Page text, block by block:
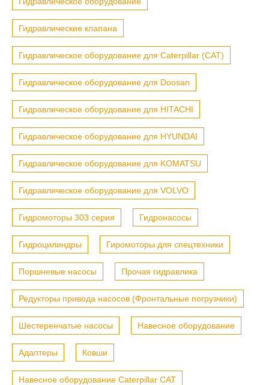
Гидравлические клапана
Гидравлическое оборудование для Caterpillar (CAT)
Гидравлическое оборудование для Doosan
Гидравлическое оборудование для HITACHI
Гидравлическое оборудование для HYUNDAI
Гидравлическое оборудование для KOMATSU
Гидравлическое оборудование для VOLVO
Гидромоторы 303 серия Гидронасосы
Гидроцилиндры Гиромоторы для спецтехники
Поршневые насосы Прочая гидравлика
Редукторы привода насосов (Фронтальные погрузчики)
Шестеренчатые насосы Навесное оборудование
Адаптеры Ковши
Навесное оборудование Caterpillar CAT